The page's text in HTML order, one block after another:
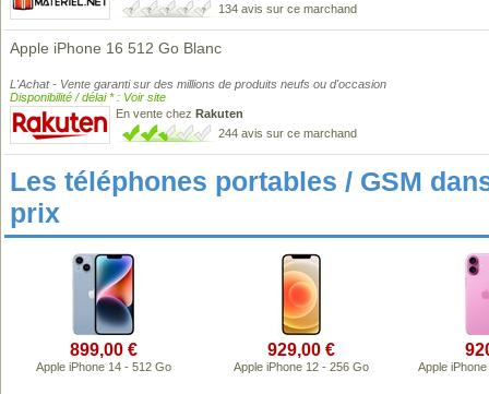
134 avis sur ce marchand
Apple iPhone 16 512 Go Blanc
L'Achat - Vente garanti sur des millions de produits neufs ou d'occasion
Disponibilité / délai * : Voir site
En vente chez Rakuten
244 avis sur ce marchand
Les téléphones portables / GSM
prix
899,00 €
Apple iPhone 14 - 512 Go
929,00 €
Apple iPhone 12 - 256 Go Apple